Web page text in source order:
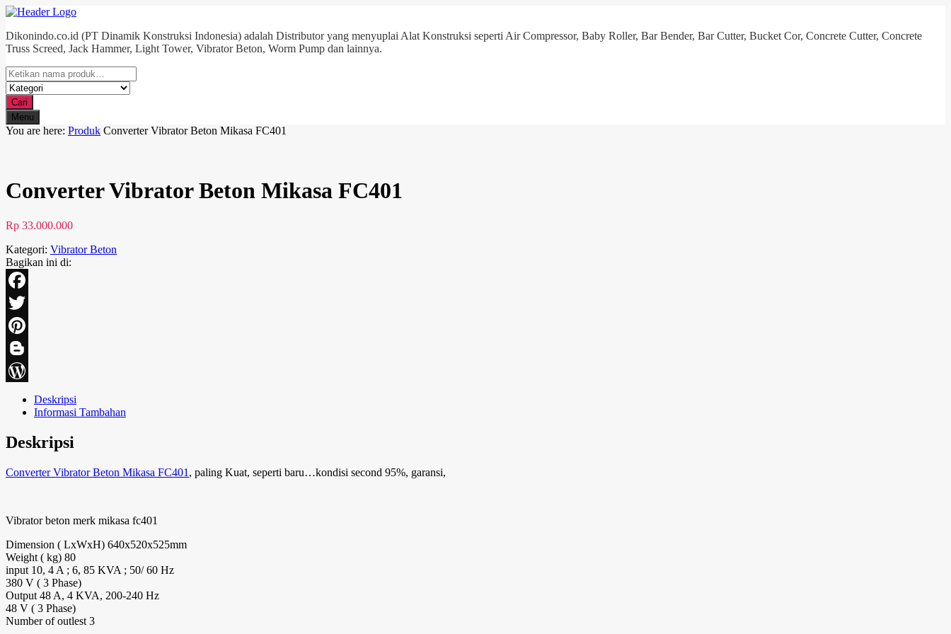
Dikonindo.co.id (PT Dinamik Konstruksi Indonesia) adalah Distributor yang menyuplai Alat Konstruksi seperti Air Compressor, Baby Roller, Bar Bender, Bar Cutter, Bucket Cor, Concrete Cutter, Concrete
Truss Screed, Jack Hammer, Light Tower, Vibrator Beton, Worm Pump dan lainnya.
Cari
Menu
You are here: Produk Converter Vibrator Beton Mikasa FC401
Converter Vibrator Beton Mikasa FC401
Rp 33.000.000
Kategori: Vibrator Beton
Bagikan ini di:
Facebook
Twitter
Pinterest
Blogger
WordPress
Deskripsi
Informasi Tambahan
Deskripsi
Converter Vibrator Beton Mikasa FC401 , paling Kuat, seperti baru…kondisi second 95%, garansi,
Vibrator beton merk mikasa fc401
Dimension ( LxWxH) 640x520x525mm
Weight ( kg) 80
input 10, 4 A ; 6, 85 KVA ; 50/ 60 Hz
380 V ( 3 Phase)
Output 48 A, 4 KVA, 200-240 Hz
48 V ( 3 Phase)
Number of outlest 3